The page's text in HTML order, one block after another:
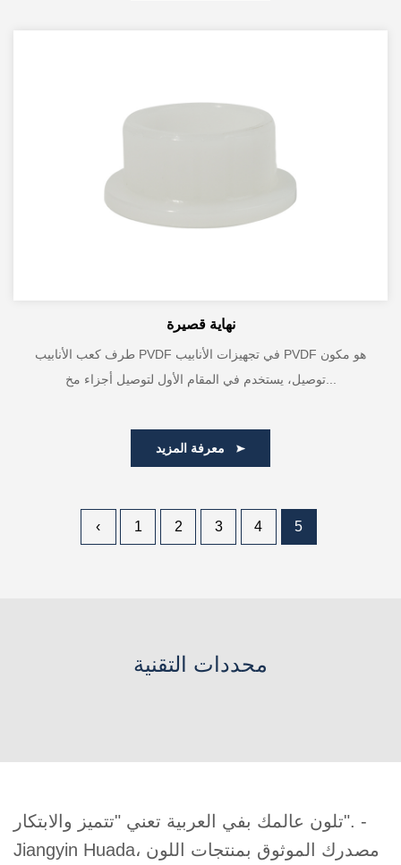
نهاية قصيرة
طرف كعب الأنابيب PVDF في تجهيزات الأنابيب PVDF هو مكون
توصيل، يستخدم في المقام الأول لتوصيل أجزاء مخ...
‹ 1 2 3 4 5
محددات التقنية
تلون عالمك بفي العربية تعني "تتميز والابتكار". -
Jiangyin Huada، مصدرك الموثوق بمنتجات اللون